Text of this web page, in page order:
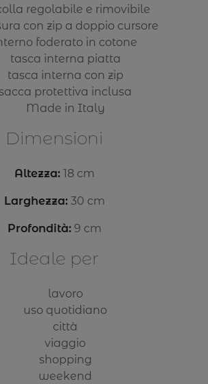
regolabile e rimovibile
con zip a doppio cursore
foderato in cotone
tasca interna piatta
tasca interna con zip
protettiva inclusa
Made in Italy
Dimensioni
Altezza:18 cm
Larghezza:30 cm
Profondità:9 cm
Ideale per
lavoro
uso quotidiano
città
viaggio
shopping
weekend